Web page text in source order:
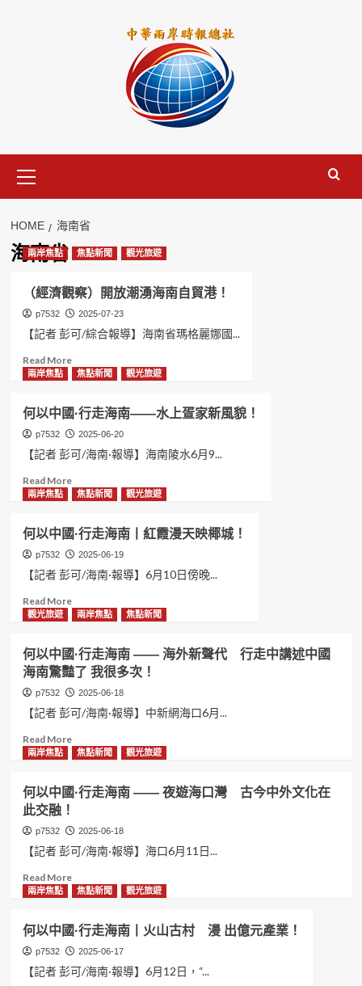
Menu
HOME 海南省
海南省
兩岸焦點 焦點新聞 觀光旅遊
（經濟觀察）開放潮湧海南自貿港！
p7532 2025-07-23
【記者 彭可/綜合報導】海南省瑪格麗娜國...
Read MoreRead
more
（經
濟
觀
察）
放
潮
海
南
自
貿
兩岸焦點 焦點新聞 觀光旅遊
何以中國·行走海南——水上疍家新風貌！
p7532 2025-06-20
【記者 彭可/海南·報導】海南陵水6月9...
Read MoreRead
more
何
以
中
國
行
走
南
——
水
上
疍
新
風
兩岸焦點 焦點新聞 觀光旅遊
何以中國·行走海南丨紅霞漫天映椰城！
p7532 2025-06-19
【記者 彭可/海南·報導】6月10日傍晚...
Read MoreRead
more
何
以
中
國
·
行
走
海
丨
紅
漫
天
映
椰
城！
觀光旅遊 兩岸焦點 焦點新聞
何以中國·行走海南 —— 海外新聲代 行走中講述中國
海南驚豔了 我很多次！
p7532 2025-06-18
【記者 彭可/海南·報導】中新網海口6月...
Read MoreRead
more
何
以
國
·
行
走
海
——
海
外
新
兩岸焦點 焦點新聞 觀光旅遊
何以中國·行走海南 —— 夜遊海口灣 古今中外文化在
此交融！
p7532 2025-06-18
【記者 彭可/海南·報導】海口6月11日...
Read MoreRead
more
何
以
中
國
兩岸焦點 焦點新聞 觀光旅遊
何以中國·行走海南丨火山古村 漫 出億元產業！
p7532 2025-06-17
【記者 彭可/海南·報導】6月12日，“...